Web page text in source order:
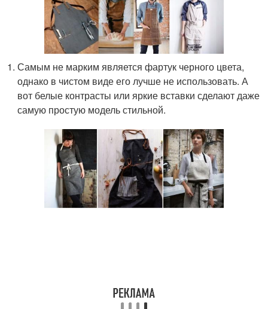
Самым не марким является фартук черного цвета,
однако в чистом виде его лучше не использовать. А
вот белые контрасты или яркие вставки сделают даже
самую простую модель стильной.